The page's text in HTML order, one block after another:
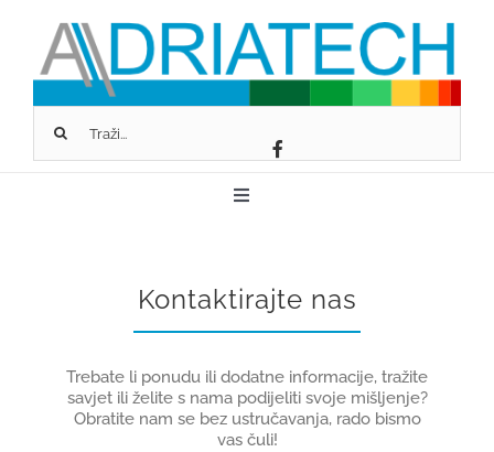
content
Toggle
FASSA BORTOLO
SCHLÜTER-SYSTEMS
Kontaktirajte nas
Trebate li ponudu ili dodatne informacije, tražite
savjet ili želite s nama podijeliti svoje mišljenje?
Obratite nam se bez ustručavanja, rado bismo
vas čuli!